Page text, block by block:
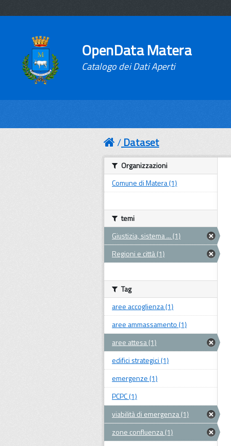
OpenData Matera
Catalogo dei Dati Aperti
Dataset
Organizzazioni
Comune di Matera (1)
temi
Giustizia, sistema ... (1)
Regioni e città (1)
Tag
aree accoglienza (1)
aree ammassamento (1)
aree attesa (1)
edifici strategici (1)
emergenze (1)
PCPC (1)
viabilità di emergenza (1)
zone confluenza (1)